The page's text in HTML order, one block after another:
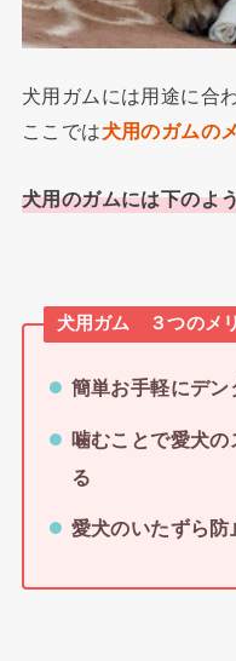
犬用ガムには用途に合
ここでは犬用のガムの
犬用のガムには下のよ
犬用ガム ３つのメ
簡単お手軽にデ
噛むことで愛犬
る
愛犬のいたずら防